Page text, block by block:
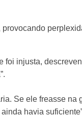
foi injusta,
Se ele freasse na
havia